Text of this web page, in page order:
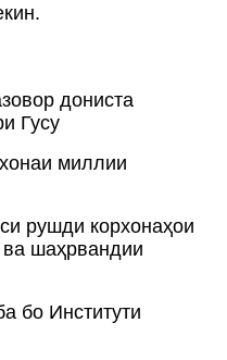
дониста
Гусу
миллии
рушди корхонаҳои
ва шаҳрвандии
бо Институти